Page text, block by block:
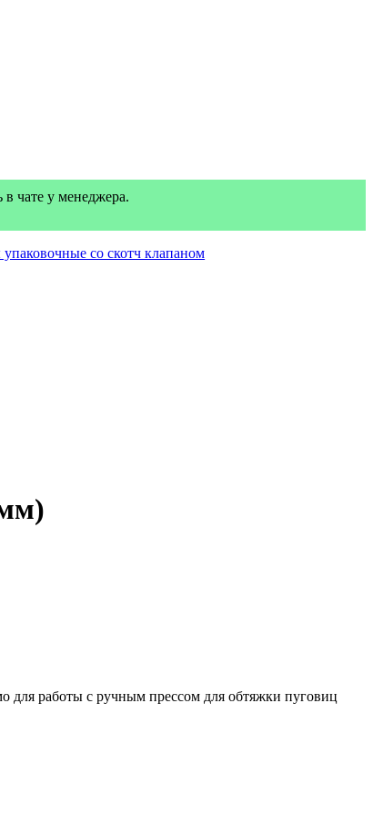
чате у менеджера.
со скотч клапаном
для работы с ручным прессом для обтяжки пуговиц